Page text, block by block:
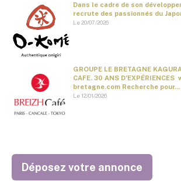
Dans le cadre de son
recrute des passionnés du
Le 20/07/2026
GROUPE LE BRETAGNE
CAFE. 30 ANS D’EXPÉRIENCES
bretagne.com Recherche pour...
Le 12/01/2026
Déposez votre annonce